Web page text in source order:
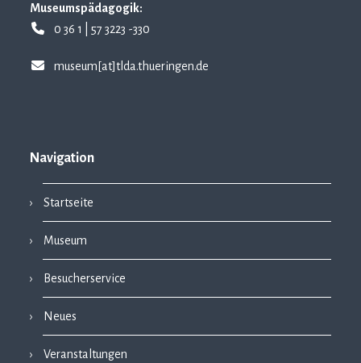
Museumspädagogik:
0 36 1 | 57 3223 -330
museum[at]tlda.thueringen.de
Navigation
Startseite
Museum
Besucherservice
Neues
Veranstaltungen